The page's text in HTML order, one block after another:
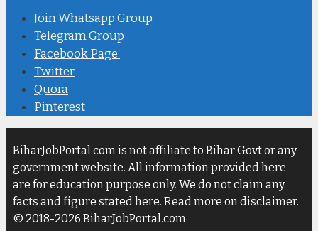
Join Whatsapp Group
Telegram Group
Facebook Page
Twitter
Quora
Pinterest
BiharJobPortal.com is not affiliate to Bihar Govt or any
government website. All information provided here
are for education purpose only. We do not claim any
facts and figure stated here. Read more on disclaimer.
© 2018-2026 BiharJobPortal.com